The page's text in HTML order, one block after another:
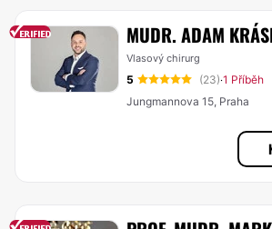
MUDR. ADAM
Vlasový chirurg
5 (23)·1 Příběh
Jungmannova 15, Praha